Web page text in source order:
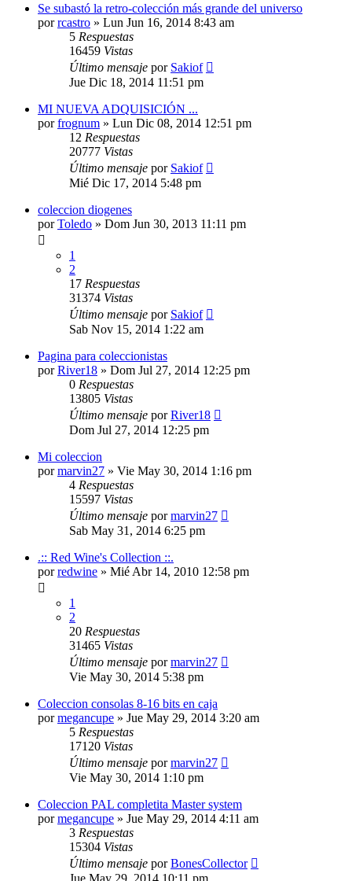
Se subastó la retro-colección más grande del universo
porrcastro » Lun Jun 16, 2014 8:43 am
5 Respuestas
16459 Vistas
Último mensaje por Sakiof
Jue Dic 18, 2014 11:51 pm
MI NUEVA ADQUISICIÓN ...
porfrognum » Lun Dic 08, 2014 12:51 pm
12 Respuestas
20777 Vistas
Último mensaje por Sakiof
Mié Dic 17, 2014 5:48 pm
coleccion diogenes
porToledo » Dom Jun 30, 2013 11:11 pm
1
2
17 Respuestas
31374 Vistas
Último mensaje por Sakiof
Sab Nov 15, 2014 1:22 am
Pagina para coleccionistas
porRiver18 » Dom Jul 27, 2014 12:25 pm
0 Respuestas
13805 Vistas
Último mensaje porRiver18
Dom Jul 27, 2014 12:25 pm
Mi coleccion
pormarvin27 » Vie May 30, 2014 1:16 pm
4 Respuestas
15597 Vistas
Último mensaje pormarvin27
Sab May 31, 2014 6:25 pm
.:: Red Wine's Collection ::.
porredwine » Mié Abr 14, 2010 12:58 pm
1
2
20 Respuestas
31465 Vistas
Último mensaje pormarvin27
Vie May 30, 2014 5:38 pm
Coleccion consolas 8-16 bits en caja
pormegancupe » Jue May 29, 2014 3:20 am
5 Respuestas
17120 Vistas
Último mensaje pormarvin27
Vie May 30, 2014 1:10 pm
Coleccion PAL completita Master system
pormegancupe » Jue May 29, 2014 4:11 am
3 Respuestas
15304 Vistas
Último mensaje porBonesCollector
Jue May 29, 2014 10:11 pm